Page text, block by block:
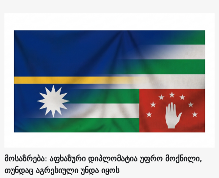
მოსაზრება: აფხაზური დიპლომატია უფრო მოქნილი,
თუნდაც აგრესიული უნდა იყოს